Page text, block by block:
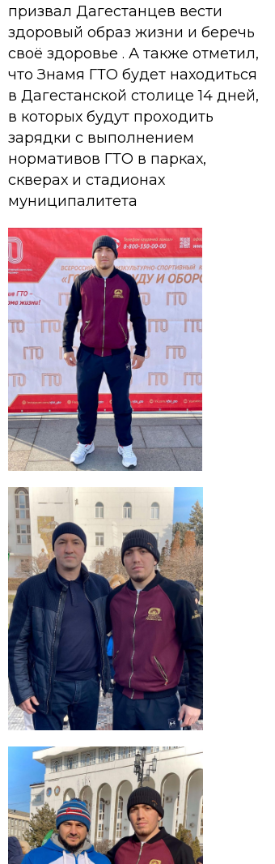
призвал Дагестанцев вести
здоровый образ жизни и беречь
своё здоровье . А также отметил,
что Знамя ГТО будет находиться
в Дагестанской столице 14 дней,
в которых будут проходить
зарядки с выполнением
нормативов ГТО в парках,
скверах и стадионах
муниципалитета